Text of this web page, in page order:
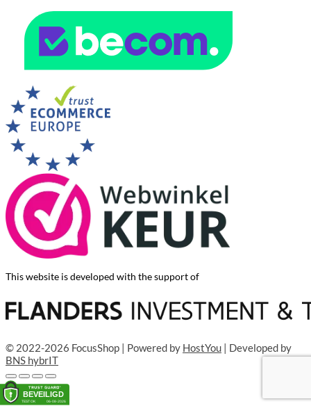
This website is developed with the support of
© 2022-2026 FocusShop | Powered by HostYou | Developed by
BNS hybrIT
Toevoegen